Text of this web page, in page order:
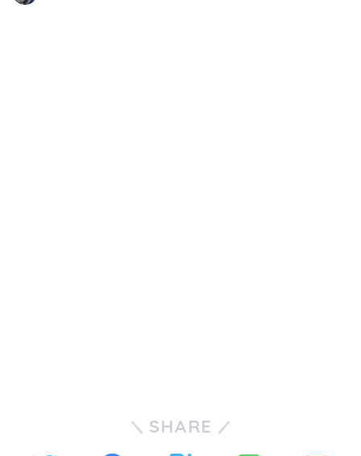
SHARE